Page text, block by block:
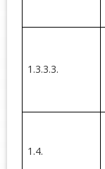
1.3.3.3.
1.4.